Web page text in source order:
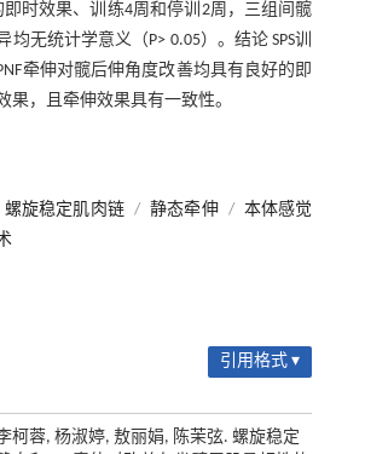
时效果、训练4周和停训2周，三组间髋
无统计学意义（P> 0.05）。结论 SPS训
牵伸对髋后伸角度改善均具有良好的即
果，且牵伸效果具有一致性。
螺旋稳定肌肉链 / 静态牵伸 / 本体感觉
引用格式 ▾
柯蓉, 杨淑婷, 敖丽娟, 陈茉弦. 螺旋稳定